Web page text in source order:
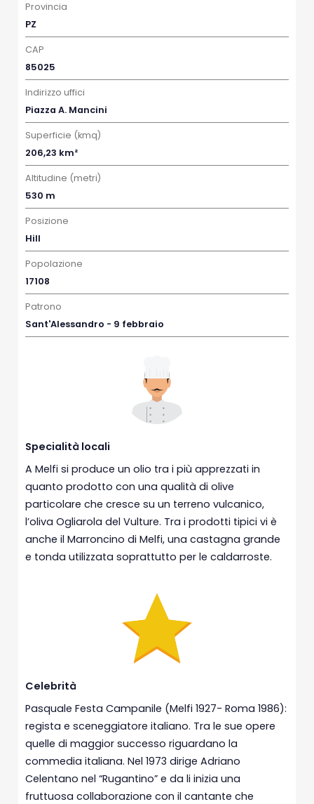
Provincia
PZ
CAP
85025
Indirizzo uffici
Piazza A. Mancini
Superficie (kmq)
206,23 km²
Altitudine (metri)
530 m
Posizione
Hill
Popolazione
17108
Patrono
Sant'Alessandro - 9 febbraio
Specialità locali
A Melfi si produce un olio tra i più apprezzati in
quanto prodotto con una qualità di olive
particolare che cresce su un terreno vulcanico,
l’oliva Ogliarola del Vulture. Tra i prodotti tipici vi è
anche il Marroncino di Melfi, una castagna grande
e tonda utilizzata soprattutto per le caldarroste.
Celebrità
Pasquale Festa Campanile (Melfi 1927- Roma 1986):
regista e sceneggiatore italiano. Tra le sue opere
quelle di maggior successo riguardano la
commedia italiana. Nel 1973 dirige Adriano
Celentano nel “Rugantino” e da li inizia una
fruttuosa collaborazione con il cantante che